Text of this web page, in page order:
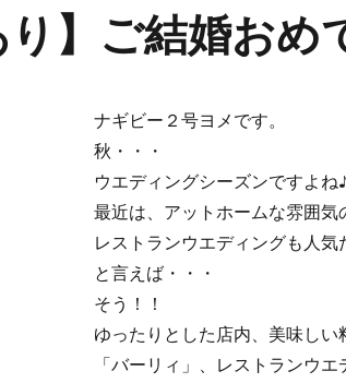
り】ご結婚お
ナギビー２号ヨメです。
秋・・・
ウエディングシーズンですよね
最近は、アットホームな雰囲
レストランウエディングも人気
と言えば・・・
そう！！
ゆったりとした店内、美味しい
「バーリィ」、レストランウ